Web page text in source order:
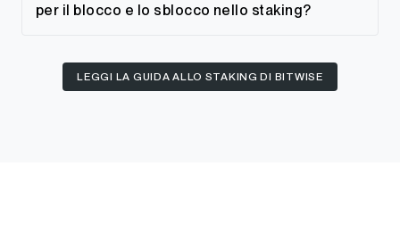
per il blocco e lo sblocco nello staking?
LEGGI LA GUIDA ALLO STAKING DI BITWISE